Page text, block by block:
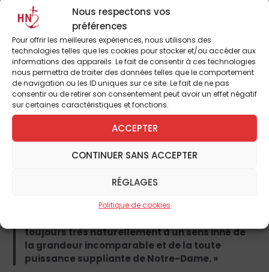
Nous respectons vos
préférences
Pour offrir les meilleures expériences, nous utilisons des
technologies telles que les cookies pour stocker et/ou accéder aux
informations des appareils. Le fait de consentir à ces technologies
nous permettra de traiter des données telles que le comportement
de navigation ou les ID uniques sur ce site. Le fait de ne pas
consentir ou de retirer son consentement peut avoir un effet négatif
sur certaines caractéristiques et fonctions.
ACCEPTER
CONTINUER SANS ACCEPTER
RÉGLAGES
Politique de cookies
« C’est un fait que toutes les fois qu’il est
question d’elle, l’âme de nos vieux
compositeurs s’est émue et a trouvé des
accents singulièrement pénétrants pour lui
dire leur amour ou implorer son intercession.
Non pas qu’il faille y chercher des traits
pathétiques ou grandiloquents, ni des
effusions purement sentimentales, toutes
choses essentiellement contraires au génie
grégorien. La ligne reste toujours sobre, l’âme
toujours maîtresse d’elle-même ; et c’est ce
qui fait peut-être l’un des plus grands
pleines d’onction, toutes saturées de vérité…
très aimant, où la tendresse la plus filiale et la
toujours très naturellement à un sens inné de
la grandeur incomparable et de la toute
puissance suppliante de Notre-Dame. »